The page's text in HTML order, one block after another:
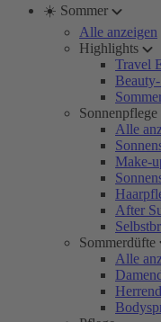
☀️ Sommer
Alle anzeigen
Highlights
Travel
Sonnenpflege
Alle
Make-
After
Sommerdüfte
Alle